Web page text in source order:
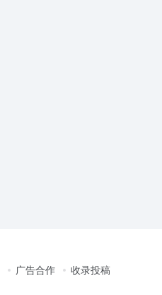
广告合作
收录投稿